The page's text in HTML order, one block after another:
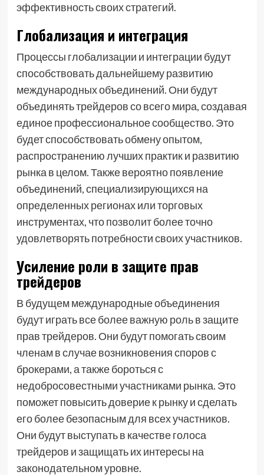
эффективность своих стратегий.
Глобализация и интеграция
Процессы глобализации и интеграции будут
способствовать дальнейшему развитию
международных объединений. Они будут
объединять трейдеров со всего мира, создавая
единое профессиональное сообщество. Это
будет способствовать обмену опытом,
распространению лучших практик и развитию
рынка в целом. Также вероятно появление
объединений, специализирующихся на
определенных регионах или торговых
инструментах, что позволит более точно
удовлетворять потребности своих участников.
Усиление роли в защите прав
трейдеров
В будущем международные объединения
будут играть все более важную роль в защите
прав трейдеров. Они будут помогать своим
членам в случае возникновения споров с
брокерами, а также бороться с
недобросовестными участниками рынка. Это
поможет повысить доверие к рынку и сделать
его более безопасным для всех участников.
Они будут выступать в качестве голоса
трейдеров и защищать их интересы на
законодательном уровне.